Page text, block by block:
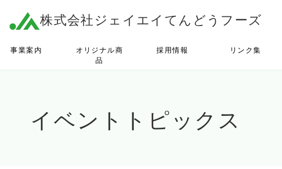
株式会社ジェイエイてんどうフーズ
事業案内
オリジナル商
品
採用情報 リンク集
イベントトピックス